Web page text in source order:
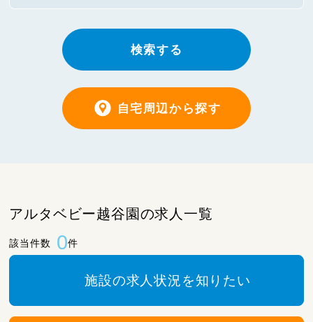
検索する
自宅周辺から探す
アルタベビー越谷園の求人一覧
該当件数 0件
施設の求人状況を知りたい